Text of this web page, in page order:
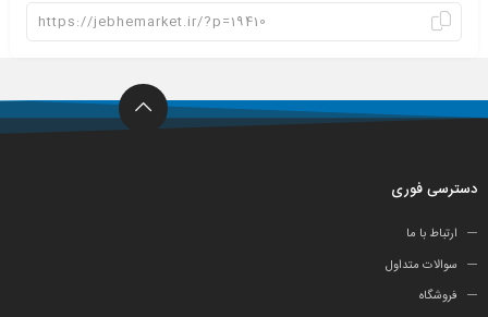
دسترسی فوری
ارتباط با ما
سوالات متداول
فروشگاه